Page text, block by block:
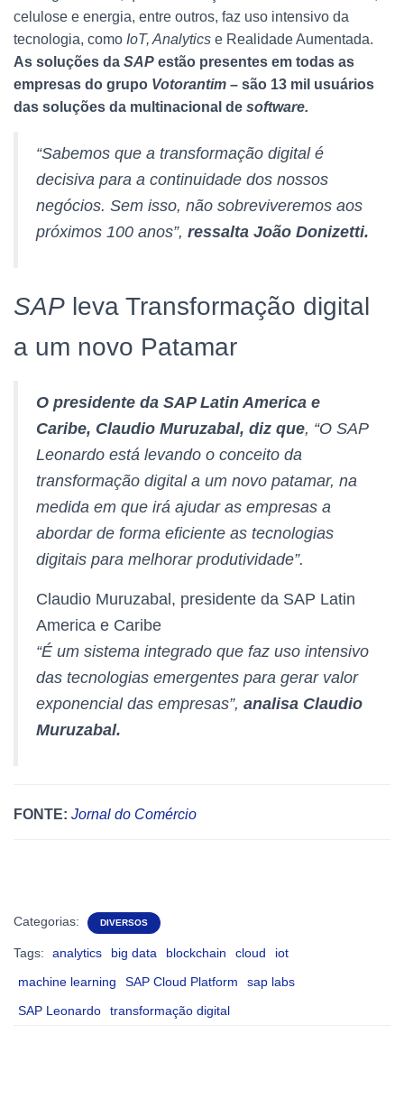
celulose e energia, entre outros, faz uso intensivo da
tecnologia, como IoT, Analytics e Realidade Aumentada.
As soluções da SAP estão presentes em todas as
empresas do grupo Votorantim – são 13 mil usuários
das soluções da multinacional de software.
“Sabemos que a transformação digital é
decisiva para a continuidade dos nossos
negócios. Sem isso, não sobreviveremos aos
próximos 100 anos”, ressalta João Donizetti.
SAP leva Transformação digital
a um novo Patamar
O presidente da SAP Latin America e
Caribe, Claudio Muruzabal, diz que, “O SAP
Leonardo está levando o conceito da
transformação digital a um novo patamar, na
medida em que irá ajudar as empresas a
abordar de forma eficiente as tecnologias
digitais para melhorar produtividade”.
Claudio Muruzabal, presidente da SAP Latin
America e Caribe
“É um sistema integrado que faz uso intensivo
das tecnologias emergentes para gerar valor
exponencial das empresas”, analisa Claudio
Muruzabal.
FONTE: Jornal do Comércio
Categorias: DIVERSOS
Tags: analytics big data blockchain cloud
iot
machine learning
SAP Cloud Platform
sap labs
SAP Leonardo
transformação digital